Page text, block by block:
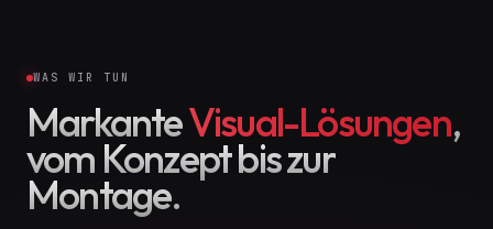
WAS WIR TUN
MarkanteVisual-Lösungen,
vom Konzept bis zur
Montage.